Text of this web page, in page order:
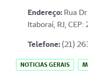
Endereço:Rua
Itaboraí, RJ,
Telefone:(21)
NOTICIAS GERAIS